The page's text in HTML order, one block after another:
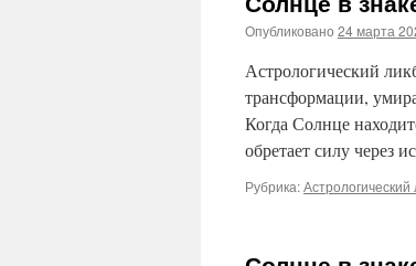
Опубликовано 24 марта
Астрологический
трансформации,
Когда Солнце
обретает силу через
Рубрика:Астрологический